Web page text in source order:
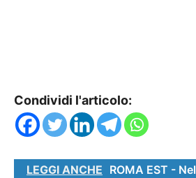
Condividi l'articolo:
LEGGI ANCHE ROMA EST - Nel